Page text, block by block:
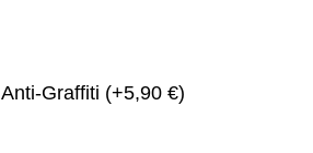
Anti-Graffiti (+5,90 €)